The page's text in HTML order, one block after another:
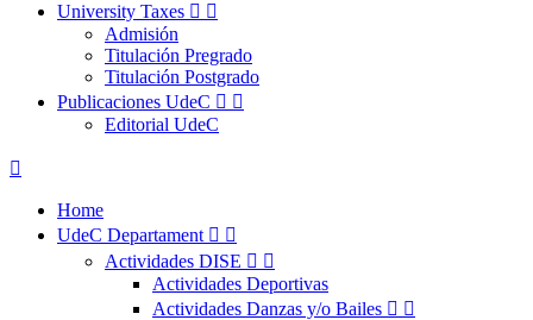
University Taxes  
Admisión
Titulación Pregrado
Titulación Postgrado
Publicaciones UdeC  
Editorial UdeC

Home
UdeC Departament  
Actividades DISE  
Actividades Deportivas
Actividades Danzas y/o Bailes  